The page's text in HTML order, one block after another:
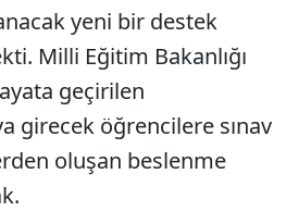
yeni bir destek
Milli Eğitim Bakanlığı
geçirilen
girecek öğrencilere sınav
oluşan beslenme